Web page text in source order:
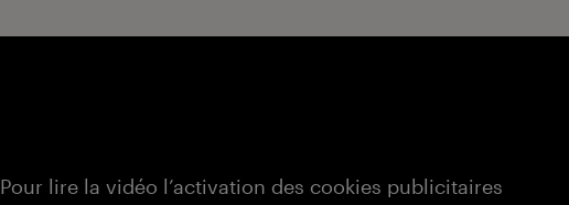
Pour lire la vidéo l’activation des cookies publicitaires